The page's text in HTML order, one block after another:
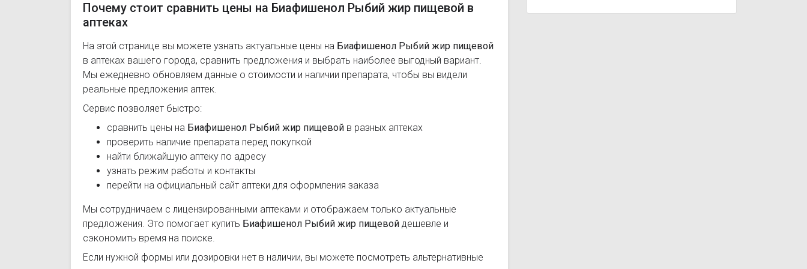
Почему стоит сравнить цены на Биафишенол Рыбий жир пищевой в
аптеках
На этой странице вы можете узнать актуальные цены на Биафишенол Рыбий жир пищевой
в аптеках вашего города, сравнить предложения и выбрать наиболее выгодный вариант.
Мы ежедневно обновляем данные о стоимости и наличии препарата, чтобы вы видели
реальные предложения аптек.
Сервис позволяет быстро:
сравнить цены на Биафишенол Рыбий жир пищевой в разных аптеках
проверить наличие препарата перед покупкой
найти ближайшую аптеку по адресу
узнать режим работы и контакты
перейти на официальный сайт аптеки для оформления заказа
Мы сотрудничаем с лицензированными аптеками и отображаем только актуальные
предложения. Это помогает купить Биафишенол Рыбий жир пищевой дешевле и
сэкономить время на поиске.
Если нужной формы или дозировки нет в наличии, вы можете посмотреть альтернативные